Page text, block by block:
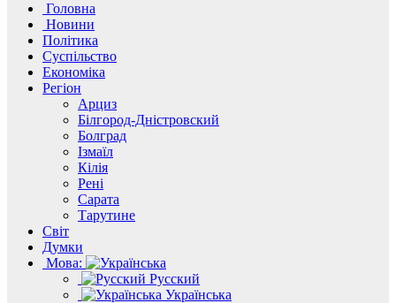
Головна
Новини
Політика
Суспільство
Економіка
Регіон
Арциз
Білгород-Дністровский
Болград
Ізмаїл
Кілія
Рені
Сарата
Тарутине
Світ
Думки
Мова:
Русский
Українська